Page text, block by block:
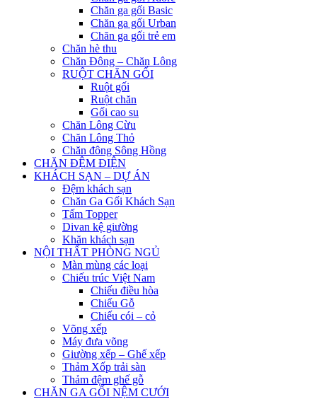
Chăn ga gối Basic
Chăn ga gối Urban
Chăn ga gối trẻ em
Chăn hè thu
Chăn Đông – Chăn Lông
RUỘT CHĂN GỐI
Ruột gối
Ruột chăn
Gối cao su
Chăn Lông Cừu
Chăn Lông Thỏ
Chăn đông Sông Hồng
CHĂN ĐỆM ĐIỆN
KHÁCH SẠN – DỰ ÁN
Đệm khách sạn
Chăn Ga Gối Khách Sạn
Tấm Topper
Divan kệ giường
Khăn khách sạn
NỘI THẤT PHÒNG NGỦ
Màn mùng các loại
Chiếu trúc Việt Nam
Chiếu điều hòa
Chiếu Gỗ
Chiếu cói – cỏ
Võng xếp
Máy đưa võng
Giường xếp – Ghế xếp
Thảm Xốp trải sàn
Thảm đệm ghế gỗ
CHĂN GA GỐI NỆM CƯỚI